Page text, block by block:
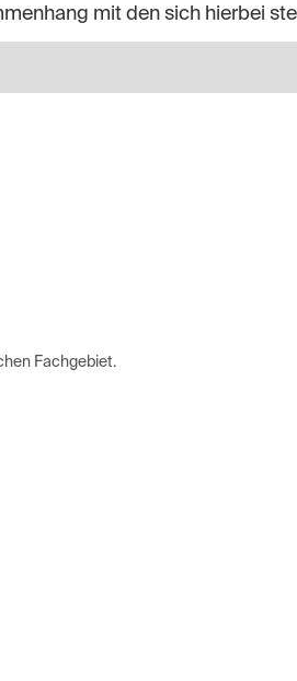
mit den sich hierbei
Fachgebiet.